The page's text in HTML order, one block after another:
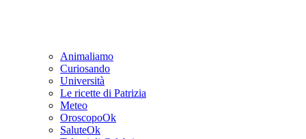
Animaliamo
Curiosando
Università
Le ricette di Patrizia
Meteo
OroscopoOk
SaluteOk